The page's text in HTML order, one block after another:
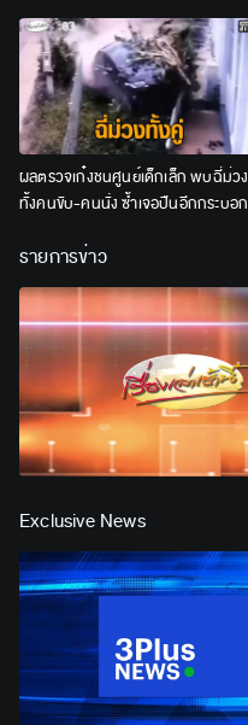
ผลตรวจเก๋งชนศูนย์เด็กเล็ก พบฉี่ม่วง
ทั้งคนขับ-คนนั่ง ซ้ำเจอปืนอีกกระบอก
รายการข่าว
Exclusive News